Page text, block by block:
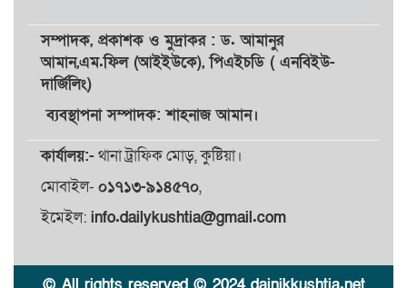
সম্পাদক, প্রকাশকওমুদ্রাকর: ড. আমানুর
আমান,এম.ফিল (আইইউকে), পিএইচডি ( এনবিইউ-
দার্জিলিং)
ব্যবস্থাপনা সম্পাদক: শাহনাজ আমান।
কার্যালয়:-থানা ট্রাফিক মোড়, কুষ্টিয়া।
মোবাইল- ০১৭১৩-৯১৪৫৭০,
ইমেইল: info.dailykushtia@gmail.com